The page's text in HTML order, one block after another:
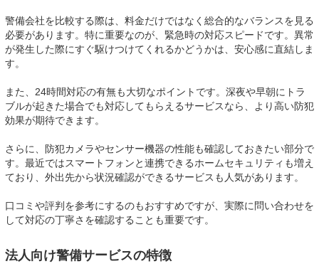
警備会社を比較する際は、料金だけではなく総合的なバランスを見る
必要があります。特に重要なのが、緊急時の対応スピードです。異常
が発生した際にすぐ駆けつけてくれるかどうかは、安心感に直結しま
す。
また、24時間対応の有無も大切なポイントです。深夜や早朝にトラ
ブルが起きた場合でも対応してもらえるサービスなら、より高い防犯
効果が期待できます。
さらに、防犯カメラやセンサー機器の性能も確認しておきたい部分で
す。最近ではスマートフォンと連携できるホームセキュリティも増え
ており、外出先から状況確認ができるサービスも人気があります。
口コミや評判を参考にするのもおすすめですが、実際に問い合わせを
して対応の丁寧さを確認することも重要です。
法人向け警備サービスの特徴